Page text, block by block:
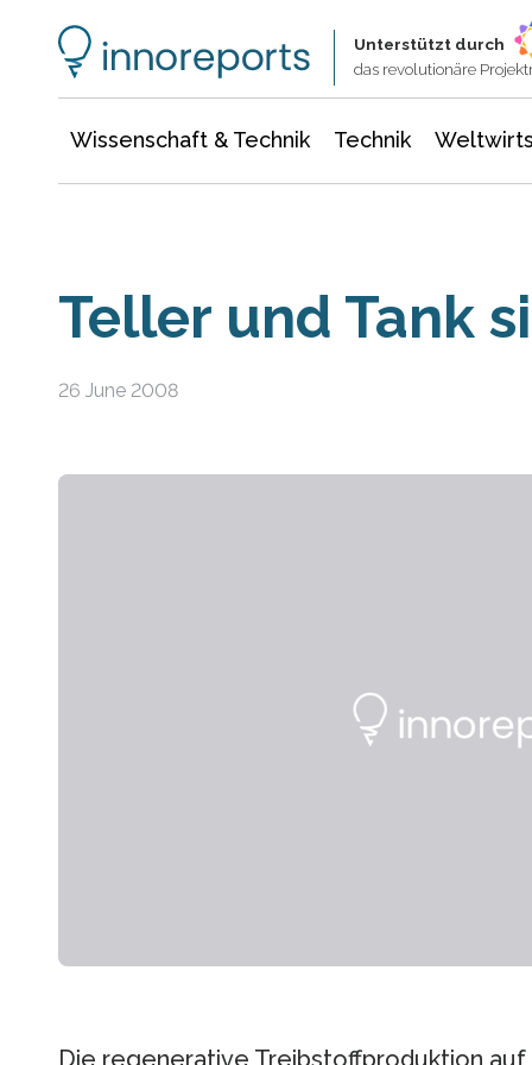
Unterstützt durch
das revolutionäre
Wissenschaft & Technik Technik
Teller und Tank
26 June 2008